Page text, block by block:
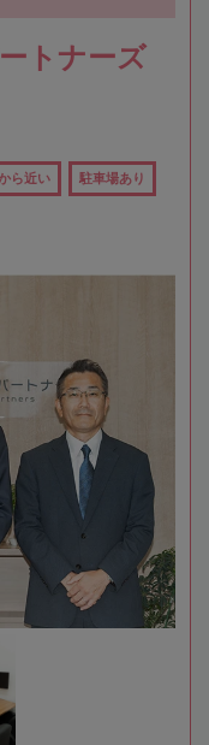
トナーズ
ら近い 駐車場あり